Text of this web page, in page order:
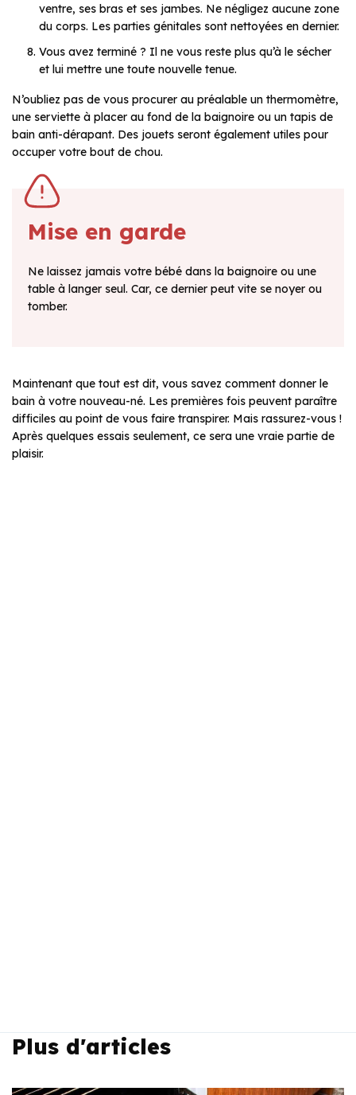
ventre, ses bras et ses jambes. Ne négligez aucune zone
du corps. Les parties génitales sont nettoyées en dernier.
Vous avez terminé ? Il ne vous reste plus qu’à le sécher
et lui mettre une toute nouvelle tenue.
N’oubliez pas de vous procurer au préalable un thermomètre,
une serviette à placer au fond de la baignoire ou un tapis de
bain anti-dérapant. Des jouets seront également utiles pour
occuper votre bout de chou.
Mise en garde
Ne laissez jamais votre bébé dans la baignoire ou une
table à langer seul. Car, ce dernier peut vite se noyer ou
tomber.
Maintenant que tout est dit, vous savez comment donner le
bain à votre nouveau-né. Les premières fois peuvent paraître
difficiles au point de vous faire transpirer. Mais rassurez-vous !
Après quelques essais seulement, ce sera une vraie partie de
plaisir.
Plus d'articles